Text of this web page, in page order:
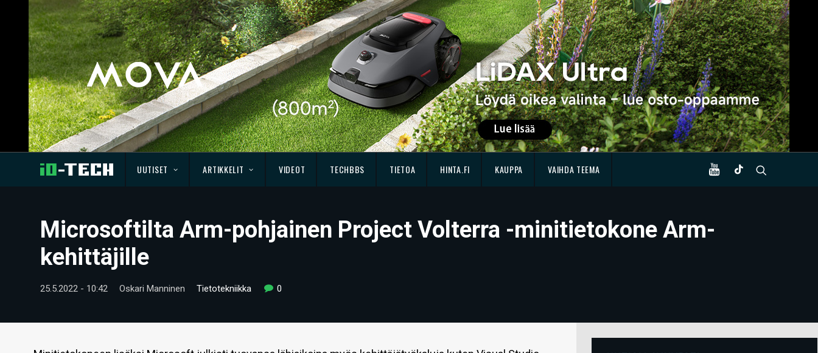
UUTISET ARTIKKELIT VIDEOT TECHBBS TIETOA HINTA.FI KAUPPA VAIHDA TEEMA
Microsoftilta Arm-pohjainen Project Volterra -minitietokone Arm-
kehittäjille
25.5.2022 - 10:42 Oskari Manninen Tietotekniikka 0